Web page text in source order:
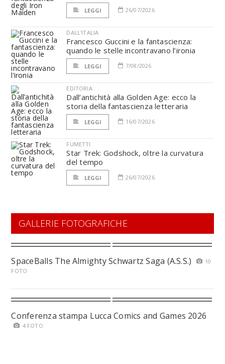
LEGGI 26/07/2026
DALL'ITALIA
Francesco Guccini e la fantascienza:
quando le stelle incontravano l’ironia
LEGGI 7/08/2026
EDITORIA
Dall’antichità alla Golden Age: ecco la
storia della fantascienza letteraria
LEGGI 16/07/2026
FUMETTI
Star Trek: Godshock, oltre la curvatura
del tempo
LEGGI 26/07/2026
GALLERIE FOTOGRAFICHE
SpaceBalls The Almighty Schwartz Saga (A.S.S.)
10
FOTO
Conferenza stampa Lucca Comics and Games 2026
4 FOTO